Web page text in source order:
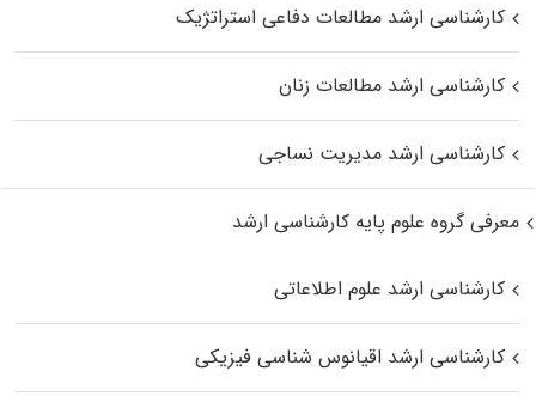
کارشناسی ارشد مطالعات دفاعی استراتژیک
کارشناسی ارشد مطالعات زنان
کارشناسی ارشد مدیریت نساجی
معرفی گروه علوم پایه کارشناسی ارشد
کارشناسی ارشد علوم اطلاعاتی
کارشناسی ارشد اقیانوس‌ شناسی فیزیکی